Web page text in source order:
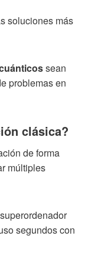
soluciones más
sean
problemas en
clásica?
de forma
múltiples
segundos con